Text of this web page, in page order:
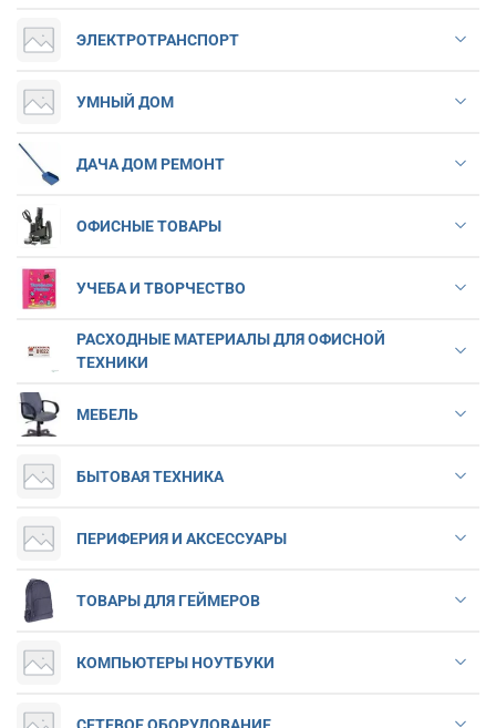
ЭЛЕКТРОТРАНСПОРТ
УМНЫЙ ДОМ
ДАЧА ДОМ РЕМОНТ
ОФИСНЫЕ ТОВАРЫ
УЧЕБА И ТВОРЧЕСТВО
РАСХОДНЫЕ МАТЕРИАЛЫ ДЛЯ ОФИСНОЙ
ТЕХНИКИ
МЕБЕЛЬ
БЫТОВАЯ ТЕХНИКА
ПЕРИФЕРИЯ И АКСЕССУАРЫ
ТОВАРЫ ДЛЯ ГЕЙМЕРОВ
КОМПЬЮТЕРЫ НОУТБУКИ
СЕТЕВОЕ ОБОРУДОВАНИЕ